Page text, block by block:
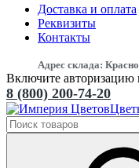
Доставка и оплата
Реквизиты
Контакты
Адрес склада:
Включите авторизацию
8 (800) 200-74-20